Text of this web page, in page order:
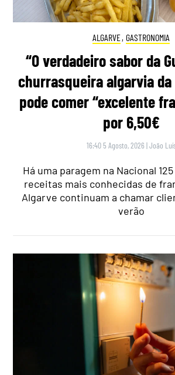
ALGARVE, GASTRONOMIA
“O verdadeiro sabor da
churrasqueira algarvia da
pode comer “excelente
por 6,50€
16:40 5 Agosto, 2026 |João
Há uma paragem na Nacional
receitas mais conhecidas de
Algarve continuam a chamar
verão